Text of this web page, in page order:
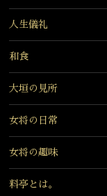
人生儀礼
和食
大垣の見所
女将の日常
女将の趣味
料亭とは。